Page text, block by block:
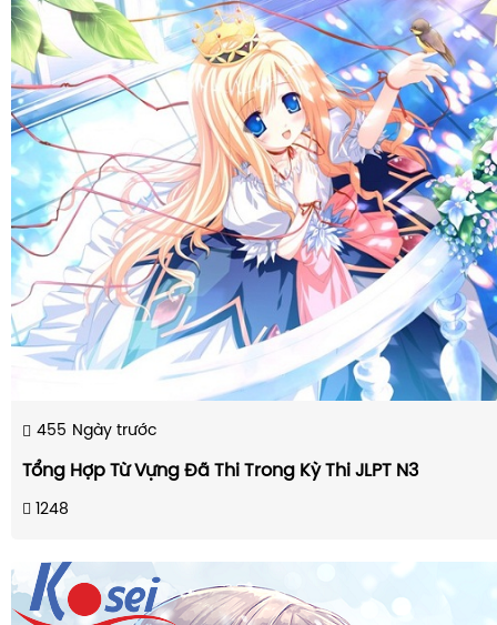
455 Ngày trước
Tổng Hợp Từ Vựng Đã Thi Trong Kỳ Thi JLPT N3
1248